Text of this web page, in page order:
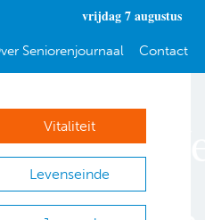
vrijdag 7 augustus
Seniorenjournaal Contact
Vitaliteit
Levenseinde